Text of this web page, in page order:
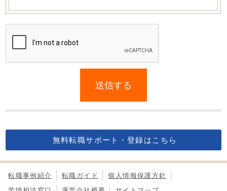
this
送信する
無料転職サポート・登録はこちら
転職事例紹介 転職ガイド
個人情報保護方針